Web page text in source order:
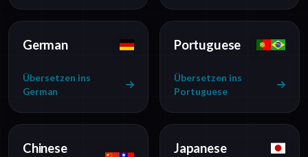
German
Übersetzen ins
German
Portuguese
Übersetzen ins
Portuguese
Chinese
Japanese